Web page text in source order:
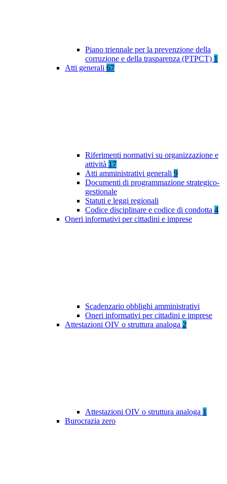
Piano triennale per la prevenzione della
corruzione e della trasparenza (PTPCT) 1
Atti generali 67
Riferimenti normativi su organizzazione e
attività 17
Atti amministrativi generali 9
Documenti di programmazione strategico-
gestionale
Statuti e leggi regionali
Codice disciplinare e codice di condotta 4
Oneri informativi per cittadini e imprese
Scadenzario obblighi amministrativi
Oneri informativi per cittadini e imprese
Attestazioni OIV o struttura analoga 2
Attestazioni OIV o struttura analoga 1
Burocrazia zero